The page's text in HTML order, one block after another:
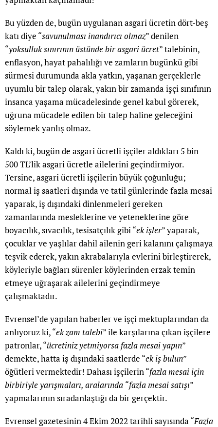
Bu yüzden de, bugün uygulanan asgari ücretin dört-beş
katı diye “savunulması inandırıcı olmaz” denilen
“yoksulluk sınırının üstünde bir asgari ücret” talebinin,
enflasyon, hayat pahalılığı ve zamların bugünkü gibi
sürmesi durumunda akla yatkın, yaşanan gerçeklerle
uyumlu bir talep olarak, yakın bir zamanda işçi sınıfının
insanca yaşama mücadelesinde genel kabul görerek,
uğruna mücadele edilen bir talep haline geleceğini
söylemek yanlış olmaz.
Kaldı ki, bugün de asgari ücretli işçiler aldıkları 5 bin
500 TL’lik asgari ücretle ailelerini geçindirmiyor.
Tersine, asgari ücretli işçilerin büyük çoğunluğu;
normal iş saatleri dışında ve tatil günlerinde fazla mesai
yaparak, iş dışındaki dinlenmeleri gereken
zamanlarında mesleklerine ve yeteneklerine göre
boyacılık, sıvacılık, tesisatçılık gibi “ek işler” yaparak,
çocuklar ve yaşlılar dahil ailenin geri kalanını çalışmaya
teşvik ederek, yakın akrabalarıyla evlerini birleştirerek,
köyleriyle bağları sürenler köylerinden erzak temin
etmeye uğraşarak ailelerini geçindirmeye
çalışmaktadır.
Evrensel’de yapılan haberler ve işçi mektuplarından da
anlıyoruz ki, “ek zam talebi” ile karşılarına çıkan işçilere
patronlar, “ücretiniz yetmiyorsa fazla mesai yapın”
demekte, hatta iş dışındaki saatlerde “ek iş bulun”
öğütleri vermektedir! Dahası işçilerin “fazla mesai için
birbiriyle yarışmaları, aralarında “fazla mesai satışı”
yapmalarının sıradanlaştığı da bir gerçektir.
Evrensel gazetesinin 4 Ekim 2022 tarihli sayısında “Fazla